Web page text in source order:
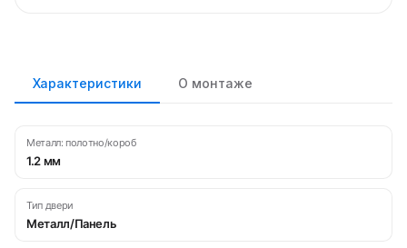
Характеристики О монтаже
Металл: полотно/короб
1.2 мм
Тип двери
Металл/Панель